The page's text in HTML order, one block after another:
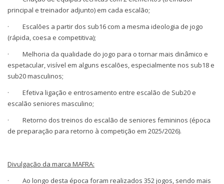
principal e treinador adjunto) em cada escalão;
· Escalões a partir dos sub16 com a mesma ideologia de jogo
(rápida, coesa e competitiva);
· Melhoria da qualidade do jogo para o tornar mais dinâmico e
espetacular, visível em alguns escalões, especialmente nos sub18 e
sub20 masculinos;
· Efetiva ligação e entrosamento entre escalão de Sub20 e
escalão seniores masculino;
· Retorno dos treinos do escalão de seniores femininos (época
de preparação para retorno à competição em 2025/2026).
Divulgação da marca MAFRA:
· Ao longo desta época foram realizados 352 jogos, sendo mais